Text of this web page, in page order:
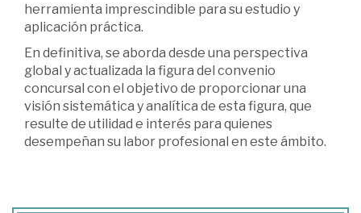
herramienta imprescindible para su estudio y
aplicación práctica.
En definitiva, se aborda desde una perspectiva
global y actualizada la figura del convenio
concursal con el objetivo de proporcionar una
visión sistemática y analítica de esta figura, que
resulte de utilidad e interés para quienes
desempeñan su labor profesional en este ámbito.